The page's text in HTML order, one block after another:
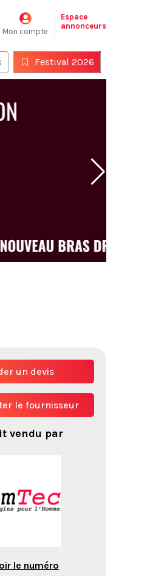
Mon compte
Espace
annonceurs
Festival 2026
un devis
le fournisseur
vendu par
le numéro